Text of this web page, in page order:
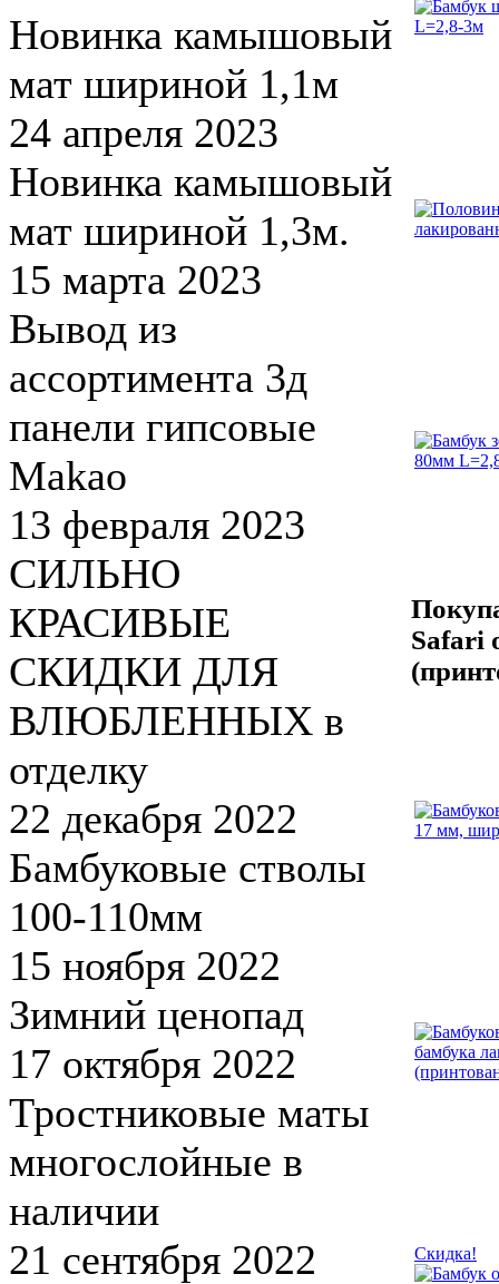
Новинка камышовый
мат шириной 1,1м
24 апреля 2023
Новинка камышовый
мат шириной 1,3м.
15 марта 2023
Вывод из
ассортимента 3д
панели гипсовые
Makao
13 февраля 2023
СИЛЬНО
КРАСИВЫЕ
СКИДКИ ДЛЯ
ВЛЮБЛЕННЫХ в
отделку
22 декабря 2022
Бамбуковые стволы
100-110мм
15 ноября 2022
Зимний ценопад
17 октября 2022
Тростниковые маты
многослойные в
наличии
21 сентября 2022
Safari
Скидка!